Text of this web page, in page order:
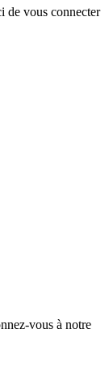
de vous connecter
vous à notre